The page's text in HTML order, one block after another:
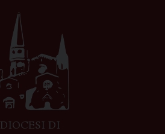
DIOCESI DI